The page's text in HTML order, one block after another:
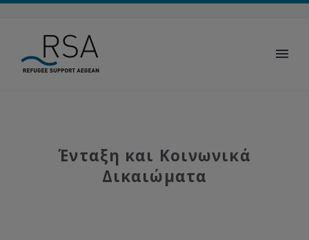
Ένταξη και Κοινωνικά
Δικαιώματα